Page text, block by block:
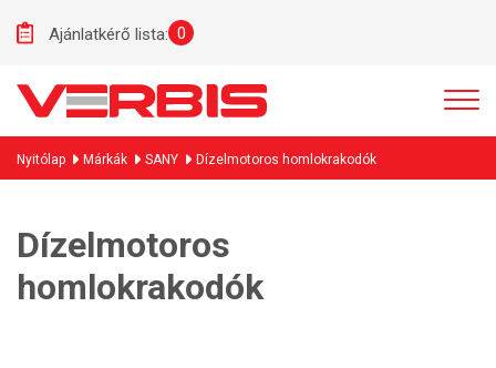
Ajánlatkérő lista: 0
Nyitólap Márkák SANY Dízelmotoros homlokrakodók
Dízelmotoros
homlokrakodók